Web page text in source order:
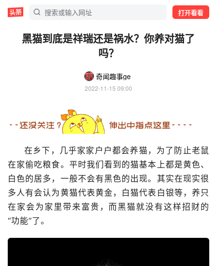
打开看看
黑猫到底是祥瑞还是祸水？你养对猫了
吗？
奇闻趣事ge
2022-11-15 09:00
在乡下，几乎家家户户都会养猫，为了防止老鼠
在家偷吃粮食。平时我们看到的猫基本上都是黄色、
白色的居多，一般不会有黑色的出现。其实在现实很
多人有会认为黄猫代表黄金，白猫代表白银等，养只
在家会为家里带来富贵，而黑猫就没有这样招财的
“功能”了。